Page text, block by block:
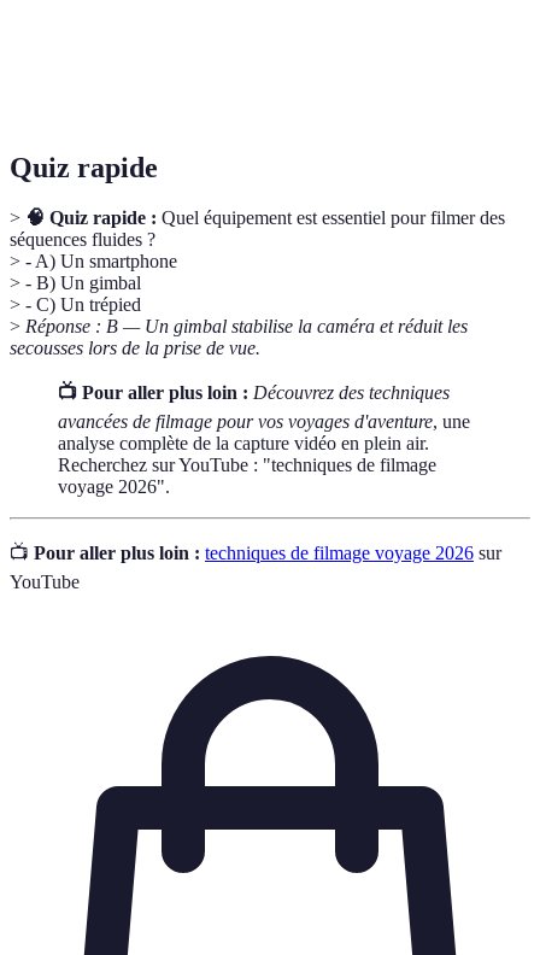
Quiz rapide
> 🧠 Quiz rapide : Quel équipement est essentiel pour filmer des
séquences fluides ?
> - A) Un smartphone
> - B) Un gimbal
> - C) Un trépied
> Réponse : B — Un gimbal stabilise la caméra et réduit les
secousses lors de la prise de vue.
📺 Pour aller plus loin : Découvrez des techniques
avancées de filmage pour vos voyages d'aventure, une
analyse complète de la capture vidéo en plein air.
Recherchez sur YouTube : "techniques de filmage
voyage 2026".
📺 Pour aller plus loin : techniques de filmage voyage 2026 sur
YouTube